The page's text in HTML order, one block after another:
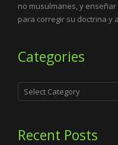
no musulmanes, y
para corregir su doctrina y
Categories
Categories
Recent Posts